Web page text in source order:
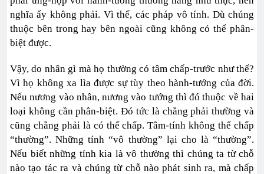
nghĩa ấy không phải. Vì thế, các pháp vô tính. Dù chúng
thuộc bên trong hay bên ngoài cũng không có thể phân-
biệt được.
Vậy, do nhân gì mà họ thường có tâm chấp-trước như thế?
Vì họ không xa lìa được sự tùy theo hành-tướng của đời.
Nếu nương vào nhân, nương vào tướng thì đó thuộc về hai
loại không cần phân-biệt. Đó tức là chẳng phải thường và
cũng chẳng phải là có thể chấp. Tâm-tính không thể chấp
“thường”. Những tính “vô thường” lại cho là “thường”.
Nếu biết những tính kia là vô thường thì chúng ta từ chỗ
nào tạo tác ra và chúng từ chỗ nào phát sinh ra, mà chấp